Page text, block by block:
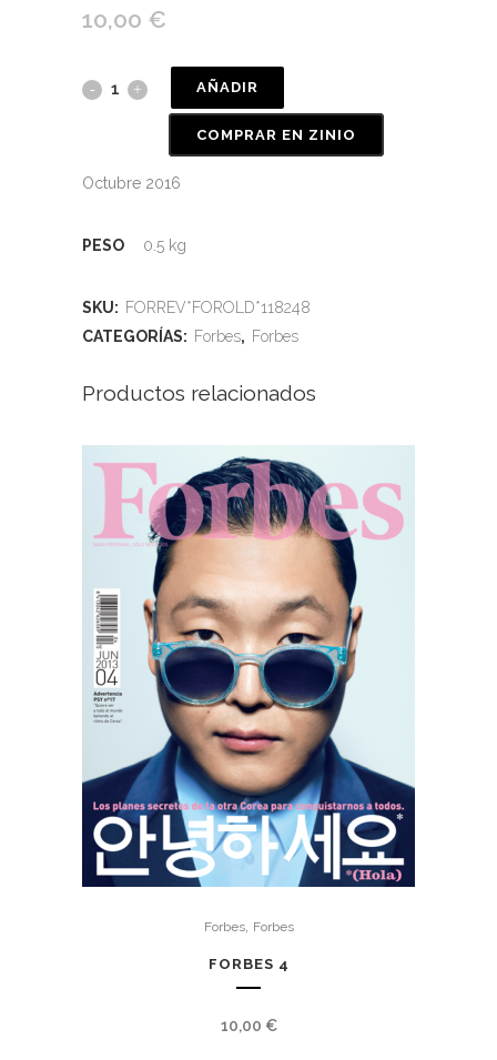
10,00 €
AÑADIR
COMPRAR EN ZINIO
Octubre 2016
PESO 0.5 kg
SKU: FORREV*FOROLD*118248
CATEGORÍAS: Forbes, Forbes
Productos relacionados
Forbes, Forbes
FORBES 4
10,00 €